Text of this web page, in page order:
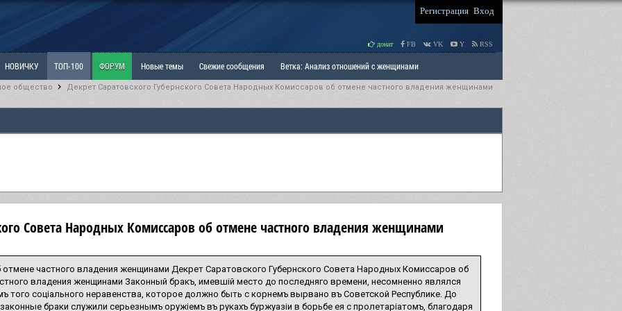
Регистрация Вход
донат FB VK Y RSS
НОВИЧКУ ТОП-100 ФОРУМ Новые темы Свежие сообщения Ветка: Анализ отношений с женщинами
Наболевшее. Выскажись! РАЗДЕЛ: Мы и Женщины РАЗДЕЛ: Маскулизм, МД и права мужчин РАЗДЕЛ: Отцы и Дети
общество Декрет Саратовского Губернского Совета Народных Комиссаров об отмене частного владения женщинами
Совета Народных Комиссаров об отмене частного владения женщинами
частного владения женщинами Декрет Саратовского Губернского Совета Народных Комиссаров об
владения женщинами Законный бракъ, имевшiй место до последняго времени, несомненно являлся
того соцiального неравенства, которое должно быть с корнемъ вырвано въ Советской Республике. До
браки служили серьезнымъ оружiемъ въ рукахъ буржуазiи в борьбе ея с пролетарiатомъ, благодаря